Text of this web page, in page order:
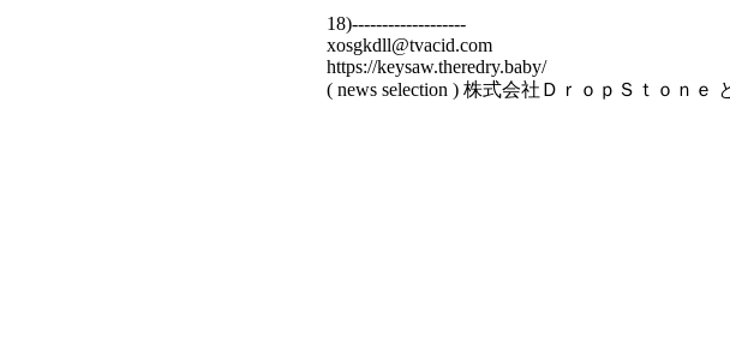
18)-------------------
xosgkdll@tvacid.com
https://keysaw.theredry.baby/
( news selection ) 株式会社ＤｒｏｐＳｔｏｎｅ